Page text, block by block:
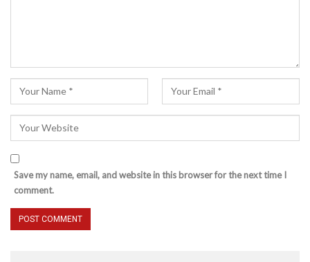
Save my name, email, and website in this browser for the next time I
comment.